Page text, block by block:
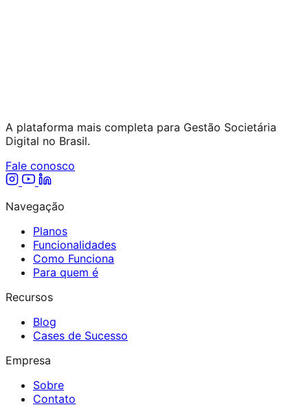
A plataforma mais completa para Gestão Societária
Digital no Brasil.
Fale conosco
Navegação
Planos
Funcionalidades
Como Funciona
Para quem é
Recursos
Blog
Cases de Sucesso
Empresa
Sobre
Contato